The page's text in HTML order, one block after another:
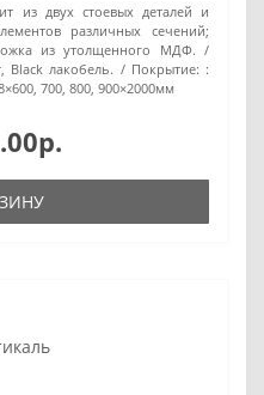
из двух стоевых деталей и
различных сечений;
из утолщенного МДФ.
Black лакобель.
Покрытие: :
700, 800, 900×2000мм